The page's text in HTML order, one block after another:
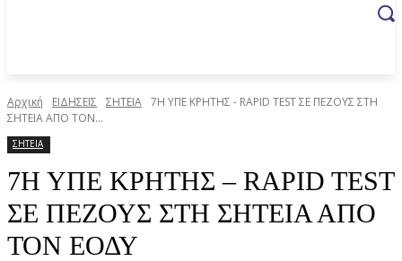
Αρχική ΕΙΔΗΣΕΙΣ ΣΗΤΕΙΑ 7Η ΥΠΕ ΚΡΗΤΗΣ - RAPID TEST ΣΕ ΠΕΖΟΥΣ ΣΤΗ
ΣΗΤΕΙΑ ΑΠΟ ΤΟΝ...
ΣΗΤΕΙΑ
7Η ΥΠΕ ΚΡΗΤΗΣ – RAPID TEST
ΣΕ ΠΕΖΟΥΣ ΣΤΗ ΣΗΤΕΙΑ ΑΠΟ
ΤΟΝ ΕΟΔΥ